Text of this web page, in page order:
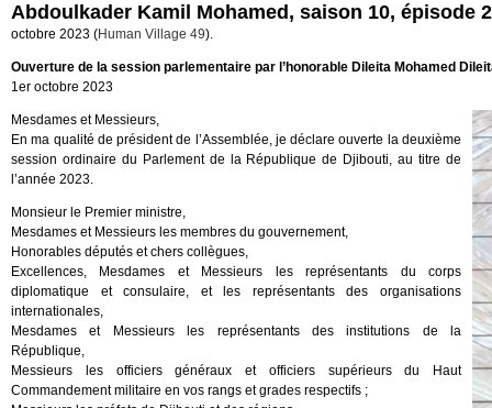
Abdoulkader Kamil Mohamed, saison 10, épisode 2
octobre 2023 (Human Village 49).
Ouverture de la session parlementaire par l’honorable Dileita Mohamed
1er octobre 2023
Mesdames et Messieurs,
En ma qualité de président de l’Assemblée, je déclare ouverte la deuxième
session ordinaire du Parlement de la République de Djibouti, au titre de
l’année 2023.
Monsieur le Premier ministre,
Mesdames et Messieurs les membres du gouvernement,
Honorables députés et chers collègues,
Excellences, Mesdames et Messieurs les représentants du corps
diplomatique et consulaire, et les représentants des organisations
internationales,
Mesdames et Messieurs les représentants des institutions de la
République,
Messieurs les officiers généraux et officiers supérieurs du Haut
Commandement militaire en vos rangs et grades respectifs ;